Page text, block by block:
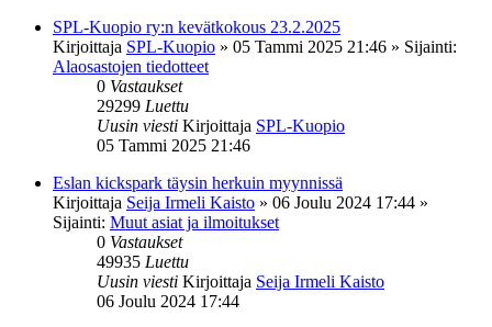
SPL-Kuopio ry:n kevätkokous 23.2.2025
Kirjoittaja SPL-Kuopio » 05 Tammi 2025 21:46 » Sijainti:
Alaosastojen tiedotteet
0 Vastaukset
29299 Luettu
Uusin viesti Kirjoittaja SPL-Kuopio
05 Tammi 2025 21:46
Eslan kickspark täysin herkuin myynnissä
Kirjoittaja Seija Irmeli Kaisto » 06 Joulu 2024 17:44 »
Sijainti: Muut asiat ja ilmoitukset
0 Vastaukset
49935 Luettu
Uusin viesti Kirjoittaja Seija Irmeli Kaisto
06 Joulu 2024 17:44